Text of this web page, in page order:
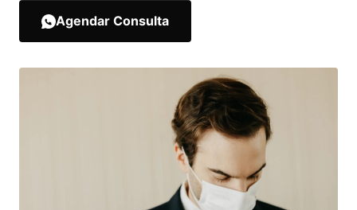
Agendar Consulta